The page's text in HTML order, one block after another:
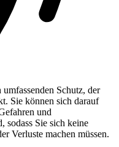
Schutz, der
Sie können sich darauf
und
sodass Sie sich keine
Verluste machen müssen.